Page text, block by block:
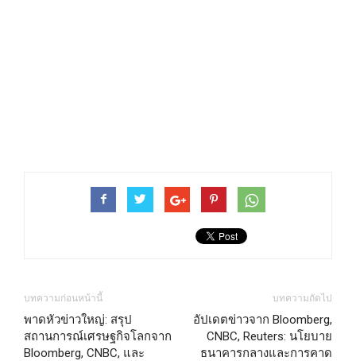
บทความก่อนหน้านี้
พาดหัวข่าวใหญ่: สรุป
สถานการณ์เศรษฐกิจโลกจาก
Bloomberg, CNBC, และ
บทความถัดไป
อัปเดตข่าวจาก Bloomberg,
CNBC, Reuters: นโยบาย
ธนาคารกลางและการคาด